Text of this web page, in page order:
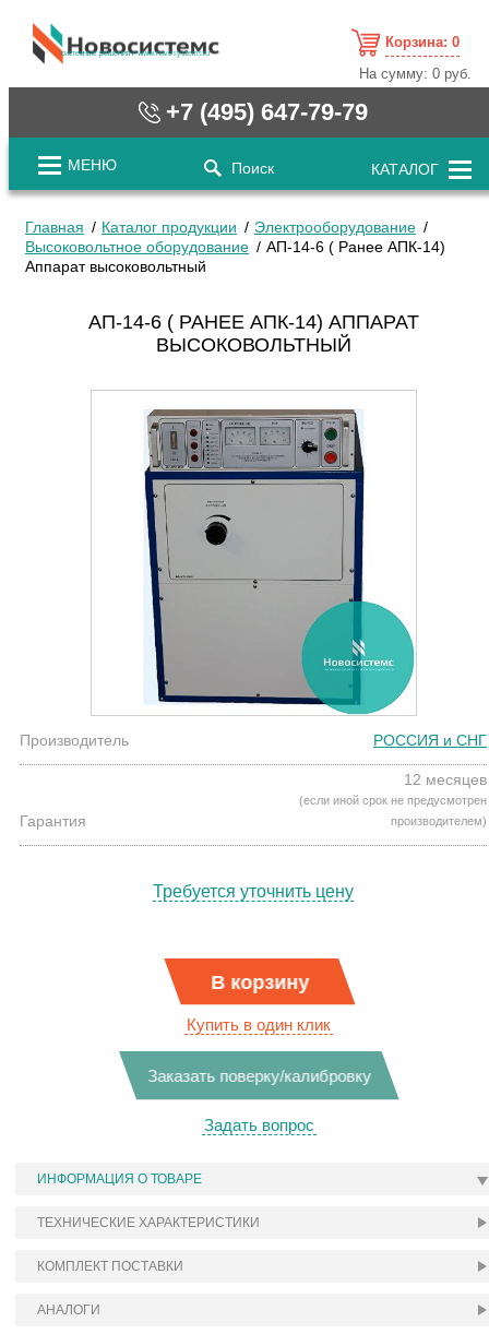
cистемные решения / www.novosystems.ru
Корзина: 0
На сумму:0 руб.
+7 (495) 647-79-79
МЕНЮ Поиск КАТАЛОГ
Главная Каталог продукции
Электрооборудование
Высоковольтное оборудование
АП-14-6 ( Ранее АПК-14)
Аппарат высоковольтный
АП-14-6 ( РАНЕЕ АПК-14) АППАРАТ
ВЫСОКОВОЛЬТНЫЙ
Производитель РОССИЯ и СНГ
Гарантия
12 месяцев
(если иной срок не предусмотрен
производителем)
Требуется уточнить цену
В корзину
Купить в один клик
Заказать поверку/калибровку
Задать вопрос
ИНФОРМАЦИЯ О ТОВАРЕ
ТЕХНИЧЕСКИЕ ХАРАКТЕРИСТИКИ
КОМПЛЕКТ ПОСТАВКИ
АНАЛОГИ